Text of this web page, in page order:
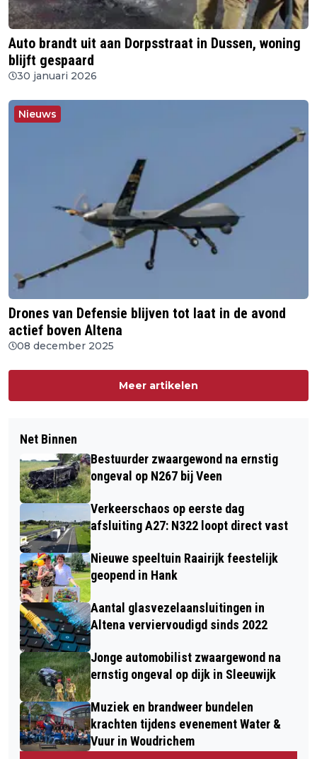
Auto brandt uit aan Dorpsstraat in Dussen, woning
blijft gespaard
30 januari 2026
Nieuws
Drones van Defensie blijven tot laat in de avond
actief boven Altena
08 december 2025
Meer artikelen
Net Binnen
Bestuurder zwaargewond na ernstig
ongeval op N267 bij Veen
Verkeerschaos op eerste dag
afsluiting A27: N322 loopt direct vast
Nieuwe speeltuin Raairijk feestelijk
geopend in Hank
Aantal glasvezelaansluitingen in
Altena verviervoudigd sinds 2022
Jonge automobilist zwaargewond na
ernstig ongeval op dijk in Sleeuwijk
Muziek en brandweer bundelen
krachten tijdens evenement Water &
Vuur in Woudrichem